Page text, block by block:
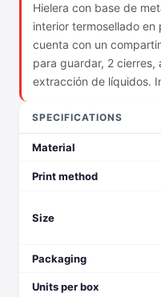
Hielera con base de
interior termosellado
cuenta con un
para guardar, 2 cierres,
extracción de líquidos.
SPECIFICATIONS
Material
Print method
Size
Packaging
Units per box